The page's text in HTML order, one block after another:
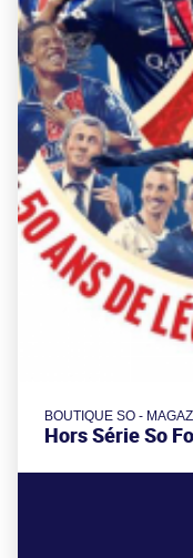
BOUTIQUE SO -
Hors Série So